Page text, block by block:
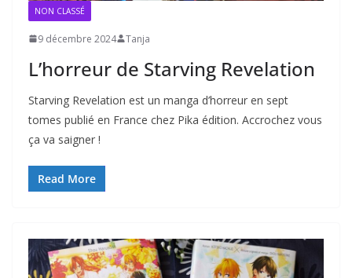
NON CLASSÉ
9 décembre 2024 Tanja
L’horreur de Starving Revelation
Starving Revelation est un manga d’horreur en sept
tomes publié en France chez Pika édition. Accrochez vous
ça va saigner !
Read More